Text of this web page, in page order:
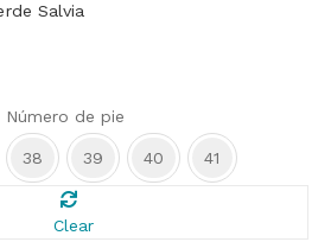
Salvia
Número de pie
38 39 40 41
Clear